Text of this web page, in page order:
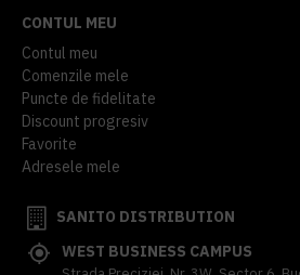
CONTUL MEU
Contul meu
Comenzile mele
Puncte de fidelitate
Discount progresiv
Favorite
Adresele mele
SANITO DISTRIBUTION
WEST BUSINESS CAMPUS